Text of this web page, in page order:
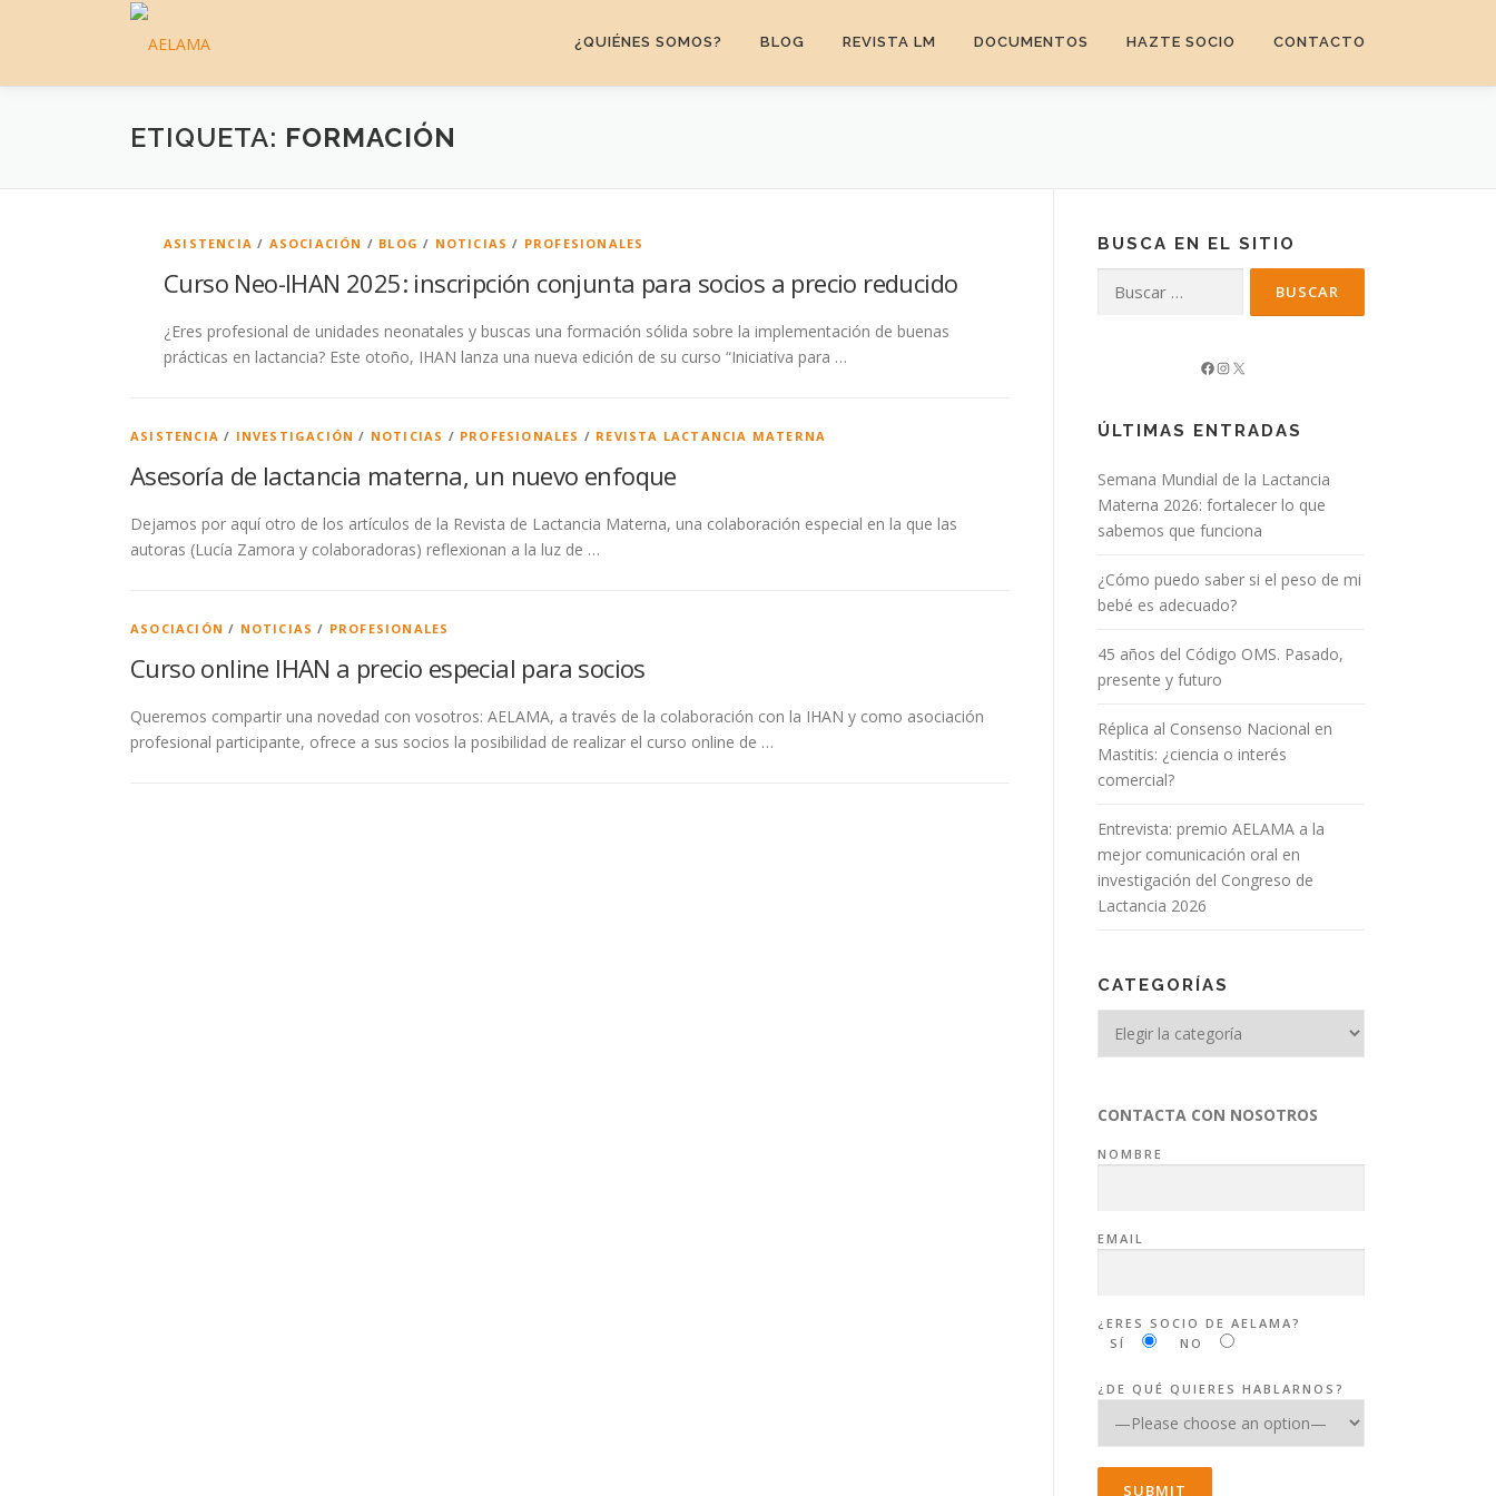
¿QUIÉNES SOMOS? BLOG REVISTA LM DOCUMENTOS HAZTE SOCIO CONTACTO
ETIQUETA: FORMACIÓN
ASISTENCIA / ASOCIACIÓN / BLOG / NOTICIAS / PROFESIONALES
Curso Neo-IHAN 2025: inscripción conjunta para socios a precio reducido
¿Eres profesional de unidades neonatales y buscas una formación sólida sobre la implementación de buenas
prácticas en lactancia? Este otoño, IHAN lanza una nueva edición de su curso “Iniciativa para …
ASISTENCIA / INVESTIGACIÓN / NOTICIAS / PROFESIONALES / REVISTA LACTANCIA MATERNA
Asesoría de lactancia materna, un nuevo enfoque
Dejamos por aquí otro de los artículos de la Revista de Lactancia Materna, una colaboración especial en la que las
autoras (Lucía Zamora y colaboradoras) reflexionan a la luz de …
ASOCIACIÓN / NOTICIAS / PROFESIONALES
Curso online IHAN a precio especial para socios
Queremos compartir una novedad con vosotros: AELAMA, a través de la colaboración con la IHAN y como asociación
profesional participante, ofrece a sus socios la posibilidad de realizar el curso online de …
BUSCA EN EL SITIO
Facebook Instagram X
ÚLTIMAS ENTRADAS
Semana Mundial de la Lactancia
Materna 2026: fortalecer lo que
sabemos que funciona
¿Cómo puedo saber si el peso de mi
bebé es adecuado?
45 años del Código OMS. Pasado,
presente y futuro
Réplica al Consenso Nacional en
Mastitis: ¿ciencia o interés
comercial?
Entrevista: premio AELAMA a la
mejor comunicación oral en
investigación del Congreso de
Lactancia 2026
CATEGORÍAS
CONTACTA CON NOSOTROS
NOMBRE
EMAIL
¿ERES SOCIO DE AELAMA?
SÍ
NO
¿DE QUÉ QUIERES HABLARNOS?